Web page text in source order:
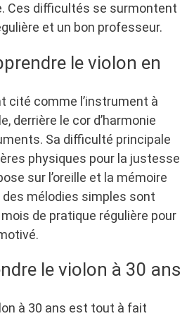
Ces difficultés se surmontent
et un bon professeur.
le violon en
cité comme l’instrument à
derrière le cor d’harmonie
Sa difficulté principale
physiques pour la justesse
sur l’oreille et la mémoire
des mélodies simples sont
de pratique régulière pour
le violon à 30 ans
à 30 ans est tout à fait